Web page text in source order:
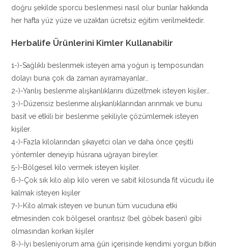
doğru şekilde sporcu beslenmesi nasıl olur bunlar hakkında
her hafta yüz yüze ve uzaktan ücretsiz eğitim verilmektedir.
Herbalife Ürünlerini Kimler Kullanabilir
1-)-Sağlıklı beslenmek isteyen ama yoğun iş temposundan
dolayı buna çok da zaman ayıramayanlar…
2-)-Yanlış beslenme alışkanlıklarını düzeltmek isteyen kişiler…
3-)-Düzensiz beslenme alışkanlıklarından arınmak ve bunu
basit ve etkili bir beslenme şekiliyle çözümlemek isteyen
kişiler.
4-)-Fazla kilolarından şikayetci olan ve daha önce çeşitli
yöntemler deneyip hüsrana uğrayan bireyler.
5-)-Bölgesel kilo vermek isteyen kişiler.
6-)-Çok sık kilo alıp kilo veren ve sabit kilosunda fit vücudu ile
kalmak isteyen kişiler
7-)-Kilo almak isteyen ve bunun tüm vucuduna etki
etmesinden cok bölgesel orantısız (bel göbek basen) gibi
olmasından korkan kişiler
8-)-İyi besleniyorum ama ğün içerisinde kendimi yorgun bitkin